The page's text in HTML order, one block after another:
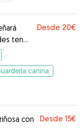
tener
Desde 20€
canina
con
Desde 15€